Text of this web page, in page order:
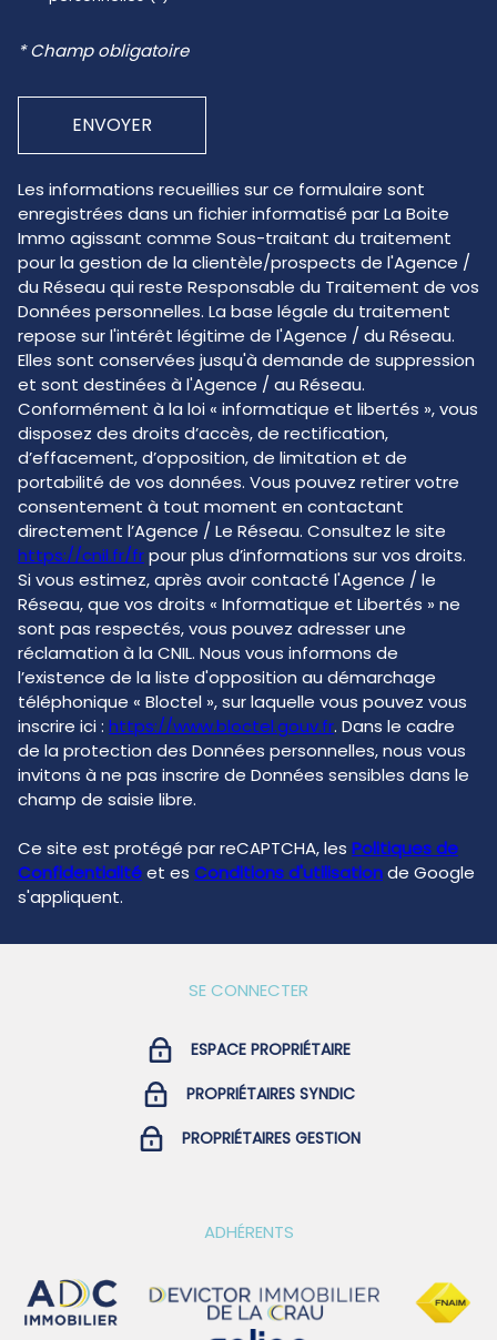
* Champ obligatoire
ENVOYER
Les informations recueillies sur ce formulaire sont
enregistrées dans un fichier informatisé par La Boite
Immo agissant comme Sous-traitant du traitement
pour la gestion de la clientèle/prospects de l'Agence /
du Réseau qui reste Responsable du Traitement de vos
Données personnelles. La base légale du traitement
repose sur l'intérêt légitime de l'Agence / du Réseau.
Elles sont conservées jusqu'à demande de suppression
et sont destinées à l'Agence / au Réseau.
Conformément à la loi « informatique et libertés », vous
disposez des droits d’accès, de rectification,
d’effacement, d’opposition, de limitation et de
portabilité de vos données. Vous pouvez retirer votre
consentement à tout moment en contactant
directement l’Agence / Le Réseau. Consultez le site
https://cnil.fr/frpour plus d’informations sur vos droits.
Si vous estimez, après avoir contacté l'Agence / le
Réseau, que vos droits « Informatique et Libertés » ne
sont pas respectés, vous pouvez adresser une
réclamation à la CNIL. Nous vous informons de
l’existence de la liste d'opposition au démarchage
téléphonique « Bloctel », sur laquelle vous pouvez vous
inscrire ici : https://www.bloctel.gouv.fr. Dans le cadre
de la protection des Données personnelles, nous vous
invitons à ne pas inscrire de Données sensibles dans le
champ de saisie libre.
Ce site est protégé par reCAPTCHA, les Politiques de
Confidentialitéet es Conditions d'utilisationde Google
s'appliquent.
SE CONNECTER
ESPACE PROPRIÉTAIRE
PROPRIÉTAIRES SYNDIC
PROPRIÉTAIRES GESTION
ADHÉRENTS